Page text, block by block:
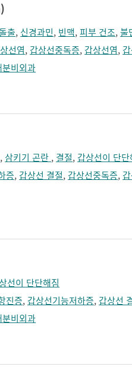
출, 신경과민, 빈맥,피부 건조,불
선염, 갑상선중독증, 갑상선염,
분비외과
, 삼키기 곤란 , 결절, 갑상선이 단단
증, 갑상선 결절, 갑상선중독증,
선이 단단해짐
진증, 갑상선기능저하증, 갑상선
분비외과